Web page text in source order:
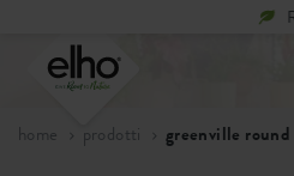
Resi
home prodotti greenville round